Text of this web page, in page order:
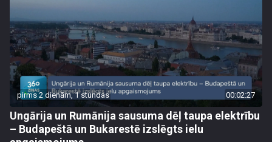
pirms 2 dienām, 1 stundas 00:02:27
Ungārija un Rumānija sausuma dēļ taupa elektrību
– Budapeštā un Bukarestē izslēgts ielu